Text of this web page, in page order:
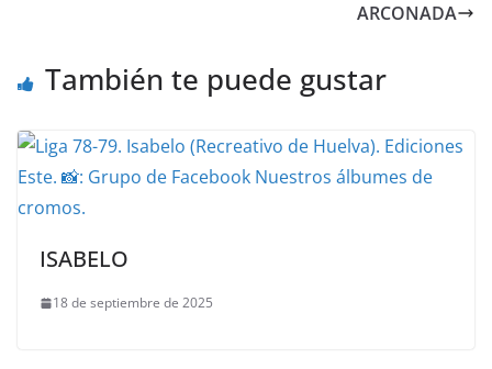
ARCONADA
También te puede gustar
ISABELO
18 de septiembre de 2025